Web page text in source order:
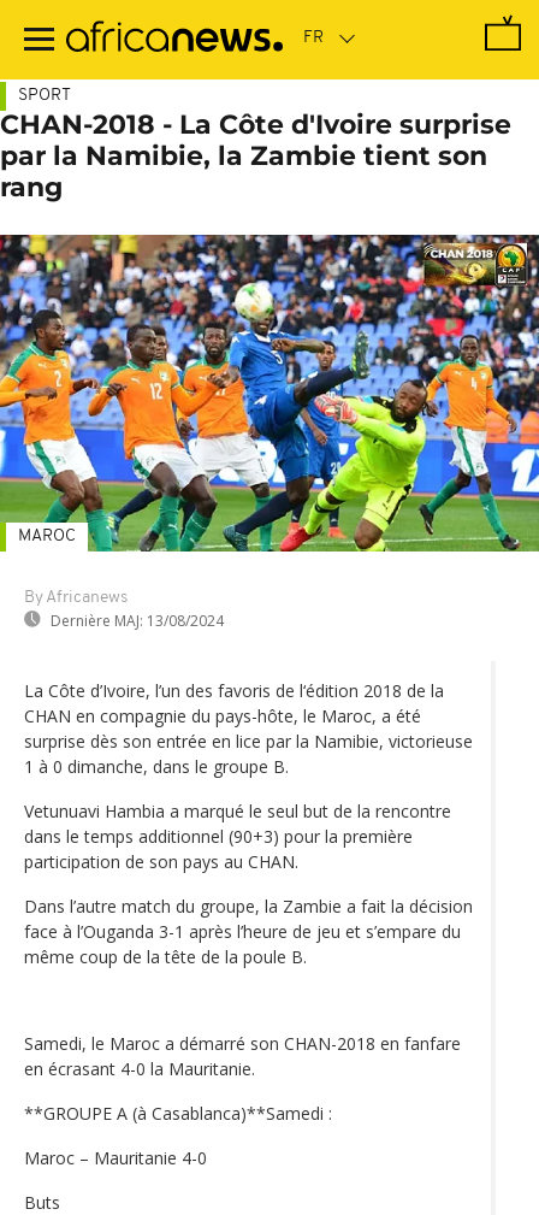
contenu
SPORT
CHAN-2018 - La Côte d'Ivoire surprise
par la Namibie, la Zambie tient son
rang
By Africanews
Dernière MAJ: 13/08/2024
MAROC
La Côte d’Ivoire, l’un des favoris de l‘édition 2018 de la
CHAN en compagnie du pays-hôte, le Maroc, a été
surprise dès son entrée en lice par la Namibie, victorieuse
1 à 0 dimanche, dans le groupe B.
Vetunuavi Hambia a marqué le seul but de la rencontre
dans le temps additionnel (90+3) pour la première
participation de son pays au CHAN.
Dans l’autre match du groupe, la Zambie a fait la décision
face à l’Ouganda 3-1 après l’heure de jeu et s’empare du
même coup de la tête de la poule B.
Samedi, le Maroc a démarré son CHAN-2018 en fanfare
en écrasant 4-0 la Mauritanie.
**GROUPE A (à Casablanca)**Samedi :
Maroc – Mauritanie 4-0
Buts